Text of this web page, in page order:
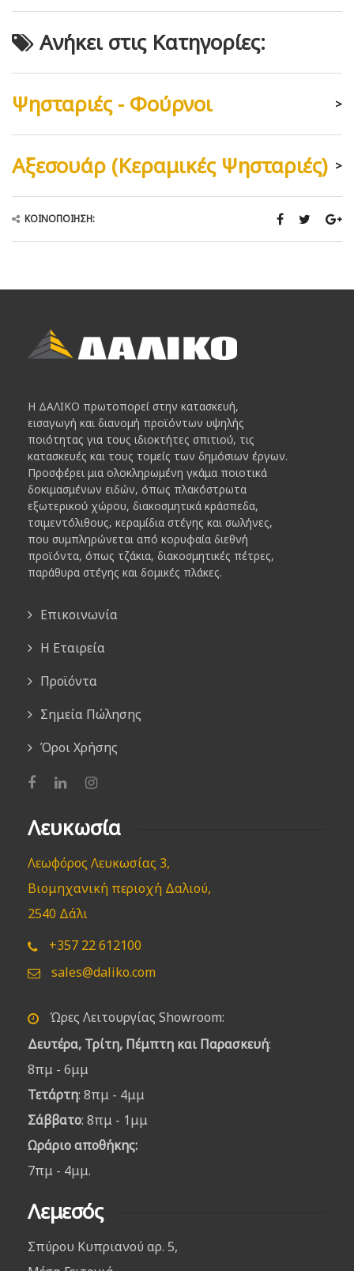
Ανήκει στις Κατηγορίες:
Ψησταριές - Φούρνοι >
Αξεσουάρ (Κεραμικές Ψησταριές) >
ΚΟΙΝΟΠΟΊΗΣΗ:
Η ΔΑΛΙΚΟ πρωτοπορεί στην κατασκευή,
εισαγωγή και διανομή προϊόντων υψηλής
ποιότητας για τους ιδιοκτήτες σπιτιού, τις
κατασκευές και τους τομείς των δημόσιων έργων.
Προσφέρει μια ολοκληρωμένη γκάμα ποιοτικά
δοκιμασμένων ειδών, όπως πλακόστρωτα
εξωτερικού χώρου, διακοσμητικά κράσπεδα,
τσιμεντόλιθους, κεραμίδια στέγης και σωλήνες,
που συμπληρώνεται από κορυφαία διεθνή
προϊόντα, όπως τζάκια, διακοσμητικές πέτρες,
παράθυρα στέγης και δομικές πλάκες.
Επικοινωνία
Η Εταιρεία
Προϊόντα
Σημεία Πώλησης
Όροι Χρήσης
Λευκωσία
Λεωφόρος Λευκωσίας 3,
Βιομηχανική περιοχή Δαλιού,
2540 Δάλι
+357 22 612100
sales@daliko.com
Ώρες Λειτουργίας Showroom:
Δευτέρα, Τρίτη, Πέμπτη και Παρασκευή:
8πμ - 6μμ
Τετάρτη: 8πμ - 4μμ
Σάββατο: 8πμ - 1μμ
Ωράριο αποθήκης:
7πμ - 4μμ.
Λεμεσός
Σπύρου Κυπριανού αρ. 5,